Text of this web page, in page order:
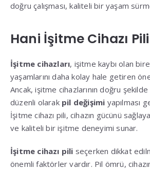
doğru çalışması, kaliteli bir yaşam
Hani İşitme Cihazı Pili
İşitme cihazları, işitme kaybı olan
yaşamlarını daha kolay hale getiren
Ancak, işitme cihazlarının doğru şekilde
düzenli olarak pil değişimi yapılması
İşitme cihazı pili, cihazın gücünü
ve kaliteli bir işitme deneyimi sunar.
İşitme cihazı pili seçerken dikkat
önemli faktörler vardır. Pil ömrü,